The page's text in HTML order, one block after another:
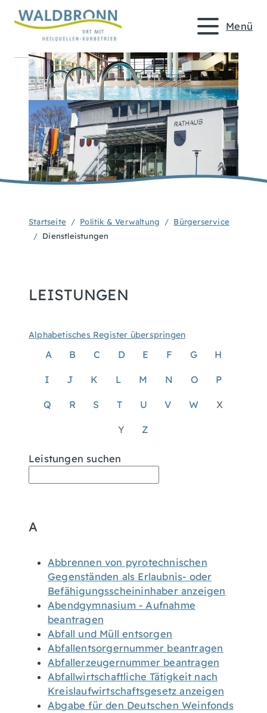
Menü
Startseite Politik & Verwaltung
Bürgerservice
Dienstleistungen
LEISTUNGEN
Alphabetisches Register überspringen
A B C D E F G H
I J K L M N O P
Q R S T U V W X
Y Z
Leistungen suchen
A
Abbrennen von pyrotechnischen
Gegenständen als Erlaubnis- oder
Befähigungsscheininhaber anzeigen
Abendgymnasium - Aufnahme
beantragen
Abfall und Müll entsorgen
Abfallentsorgernummer beantragen
Abfallerzeugernummer beantragen
Abfallwirtschaftliche Tätigkeit nach
Kreislaufwirtschaftsgesetz anzeigen
Abgabe für den Deutschen Weinfonds